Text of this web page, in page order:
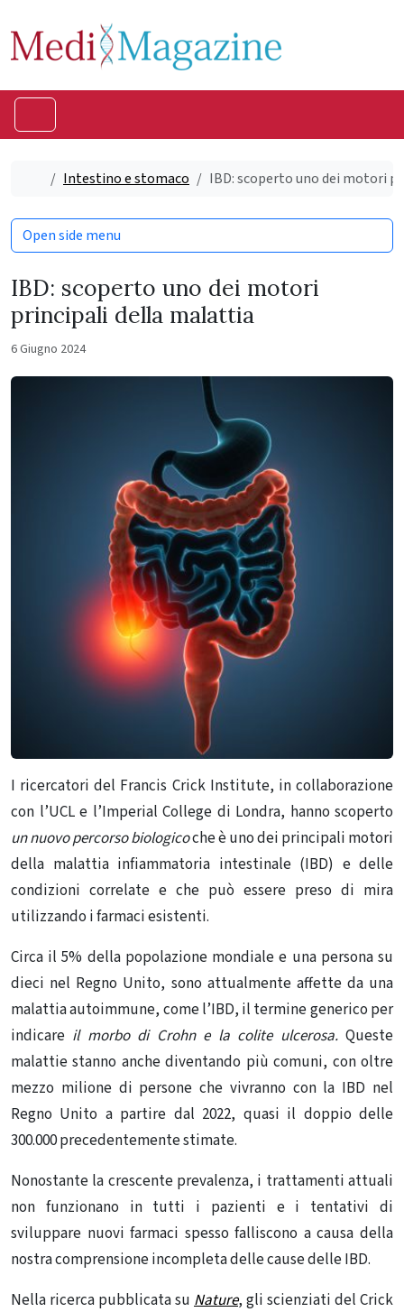
HomeIntestino e stomaco IBD: scoperto uno dei motori
IBD: scoperto uno dei motori
principali della malattia
6 Giugno 2024
I ricercatori del Francis Crick Institute, in collaborazione
con l’UCL e l’Imperial College di Londra, hanno scoperto
un nuovo percorso biologicoche è uno dei principali motori
della malattia infiammatoria intestinale (IBD) e delle
condizioni correlate e che può essere preso di mira
utilizzando i farmaci esistenti.
Circa il 5% della popolazione mondiale e una persona su
dieci nel Regno Unito, sono attualmente affette da una
malattia autoimmune, come l’IBD, il termine generico per
indicare il morbo di Crohn e la colite ulcerosa.Queste
malattie stanno anche diventando più comuni, con oltre
mezzo milione di persone che vivranno con la IBD nel
Regno Unito a partire dal 2022, quasi il doppio delle
300.000 precedentemente stimate.
Nonostante la crescente prevalenza, i trattamenti attuali
non funzionano in tutti i pazienti e i tentativi di
sviluppare nuovi farmaci spesso falliscono a causa della
nostra comprensione incompleta delle cause delle IBD.
Nella ricerca pubblicata su Nature, gli scienziati del Crick
Open side menu